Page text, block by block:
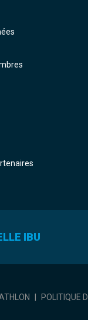
IBU
| POLITIQUE